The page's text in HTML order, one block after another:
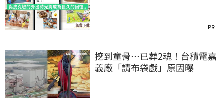
PR
挖到童骨…已葬2魂！台積電嘉
義廠「請布袋戲」原因曝